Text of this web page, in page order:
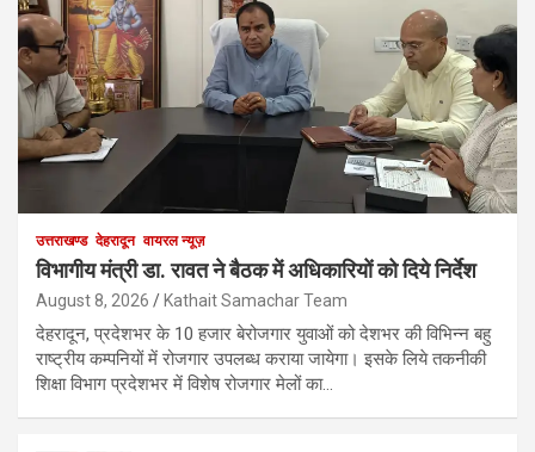
उत्तराखण्ड देहरादून वायरल न्यूज़
विभागीय मंत्री डा. रावत ने बैठक में अधिकारियों को दिये निर्देश
August 8, 2026 Kathait Samachar Team
देहरादून, प्रदेशभर के 10 हजार बेरोजगार युवाओं को देशभर की विभिन्न बहु
राष्ट्रीय कम्पनियों में रोजगार उपलब्ध कराया जायेगा। इसके लिये तकनीकी
शिक्षा विभाग प्रदेशभर में विशेष रोजगार मेलों का…